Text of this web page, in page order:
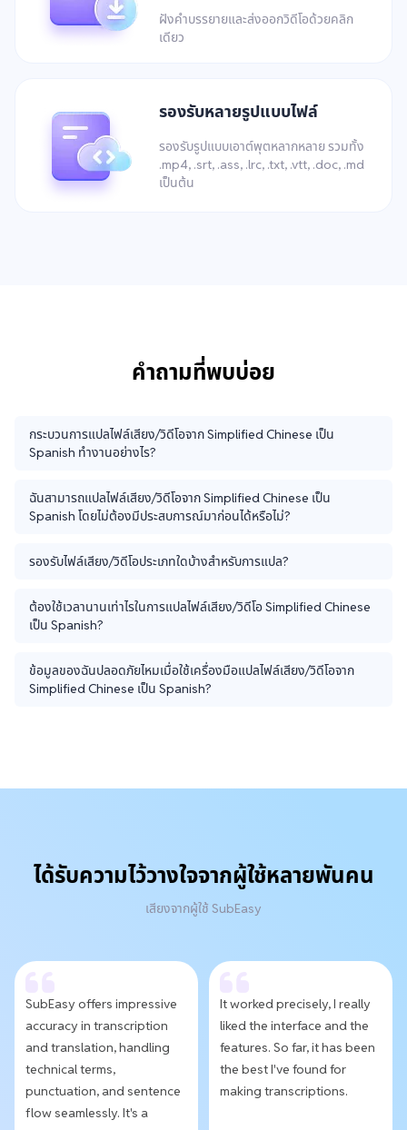
ฝังคำบรรยายและส่งออกวิดีโอด้วยคลิก
เดียว
รองรับหลายรูปแบบไฟล์
รองรับรูปแบบเอาต์พุตหลากหลาย รวมทั้ง
.mp4, .srt, .ass, .lrc, .txt, .vtt, .doc, .md
เป็นต้น
คำถามที่พบบ่อย
กระบวนการแปลไฟล์เสียง/วิดีโอจาก Simplified Chinese เป็น
Spanish ทำงานอย่างไร?
ฉันสามารถแปลไฟล์เสียง/วิดีโอจาก Simplified Chinese เป็น
Spanish โดยไม่ต้องมีประสบการณ์มาก่อนได้หรือไม่?
รองรับไฟล์เสียง/วิดีโอประเภทใดบ้างสำหรับการแปล?
ต้องใช้เวลานานเท่าไรในการแปลไฟล์เสียง/วิดีโอ Simplified Chinese
เป็น Spanish?
ข้อมูลของฉันปลอดภัยไหมเมื่อใช้เครื่องมือแปลไฟล์เสียง/วิดีโอจาก
Simplified Chinese เป็น Spanish?
ได้รับความไว้วางใจจากผู้ใช้หลายพันคน
เสียงจากผู้ใช้ SubEasy
SubEasy offers impressive
accuracy in transcription
and translation, handling
technical terms,
punctuation, and sentence
flow seamlessly. It's a
It worked precisely, I really
liked the interface and the
features. So far, it has been
the best I've found for
making transcriptions.